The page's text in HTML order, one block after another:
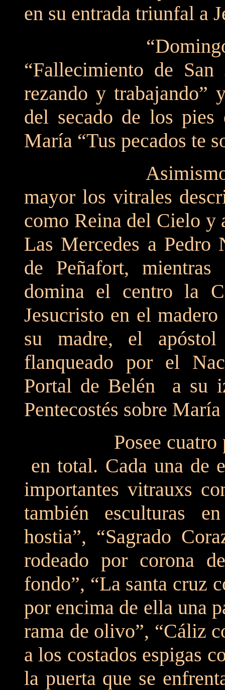
en su entrada triunfal a
“Domingo de
“Fallecimiento de
rezando y trabajando”
del secado de los pies
María “Tus pecados te
Asimismo,
mayor los vitrales
como Reina del Cielo
Las Mercedes a Pedro
de Peñafort,
domina el centro la
Jesucristo en el
su madre, el
flanqueado por el
Portal de Belén a su
Pentecostés sobre
Posee cuatro
en total. Cada una de
importantes vitrauxs
también esculturas
hostia”, “Sagrado
rodeado por corona
fondo”, “La santa cruz
por encima de ella una
rama de olivo”, “Cáliz
a los costados espigas
la puerta que se